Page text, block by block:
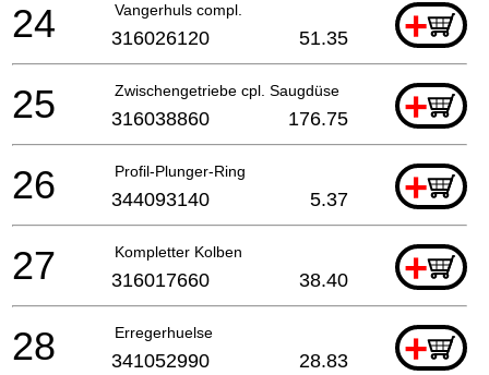
Vangerhuls compl. +
24 316026120 51.35
Zwischengetriebe cpl. Saugdüse +
25 316038860 176.75
Profil-Plunger-Ring +
26 344093140 5.37
Kompletter Kolben +
27 316017660 38.40
Erregerhuelse +
28 341052990 28.83